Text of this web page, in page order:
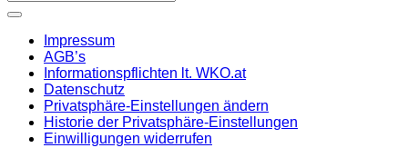
Impressum
AGB’s
Informationspflichten lt. WKO.at
Datenschutz
Privatsphäre-Einstellungen ändern
Historie der Privatsphäre-Einstellungen
Einwilligungen widerrufen